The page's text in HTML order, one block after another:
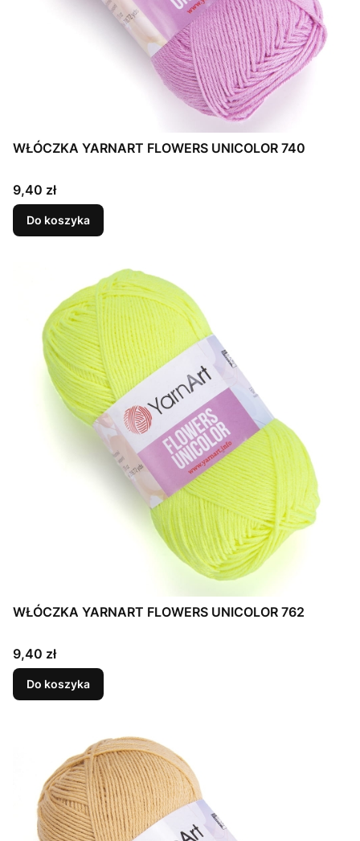
WŁÓCZKA YARNART FLOWERS UNICOLOR 740
Cena
9,40 zł
Do koszyka
WŁÓCZKA YARNART FLOWERS UNICOLOR 762
Cena
9,40 zł
Do koszyka